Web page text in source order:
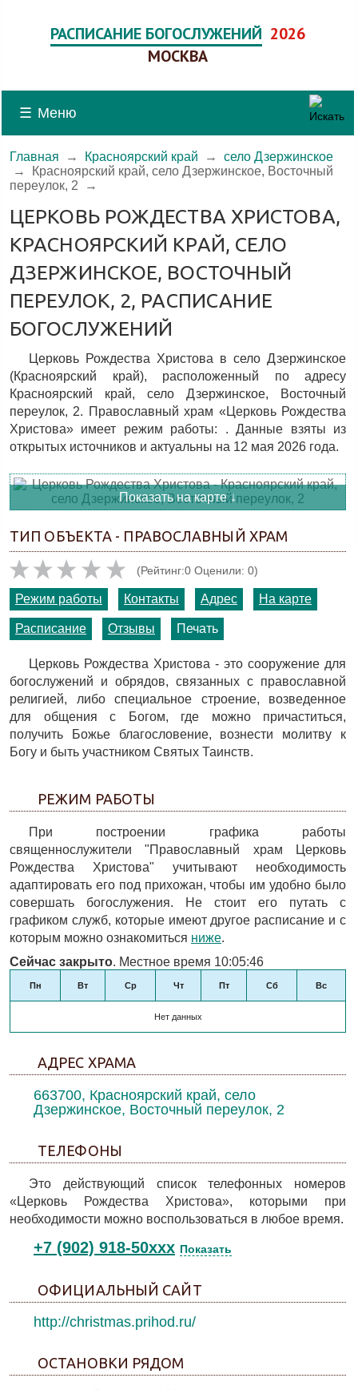
РАСПИСАНИЕ БОГОСЛУЖЕНИЙ 2026
МОСКВА
☰ Меню
Главная → Красноярский край →
село Дзержинское
→
Красноярский край, село Дзержинское, Восточный
переулок, 2 →
ЦЕРКОВЬ РОЖДЕСТВА ХРИСТОВА,
КРАСНОЯРСКИЙ КРАЙ, СЕЛО
ДЗЕРЖИНСКОЕ, ВОСТОЧНЫЙ
ПЕРЕУЛОК, 2, РАСПИСАНИЕ
БОГОСЛУЖЕНИЙ
Церковь Рождества Христова в село Дзержинское
(Красноярский край), расположенный по адресу
Красноярский край, село Дзержинское, Восточный
переулок, 2. Православный храм «Церковь Рождества
Христова» имеет режим работы: . Данные взяты из
открытых источников и актуальны на 12 мая 2026 года.
Показать на карте ↓
ТИП ОБЪЕКТА - ПРАВОСЛАВНЫЙ ХРАМ
(Рейтинг:0 Оценили: 0)
Режим работы Контакты Адрес На карте
Расписание Отзывы Печать
Церковь Рождества Христова - это сооружение для
богослужений и обрядов, связанных с православной
религией, либо специальное строение, возведенное
для общения с Богом, где можно причаститься,
получить Божье благословение, вознести молитву к
Богу и быть участником Святых Таинств.
РЕЖИМ РАБОТЫ
При построении графика работы
священнослужители "Православный храм Церковь
Рождества Христова" учитывают необходимость
адаптировать его под прихожан, чтобы им удобно было
совершать богослужения. Не стоит его путать с
графиком служб, которые имеют другое расписание и с
которым можно ознакомиться ниже.
Сейчас закрыто. Местное время 10:05:46
Пн Вт Ср Чт Пт Сб Вс
Нет данных
АДРЕС ХРАМА
663700, Красноярский край, село
Дзержинское, Восточный переулок, 2
ТЕЛЕФОНЫ
Это действующий список телефонных номеров
«Церковь Рождества Христова», которыми при
необходимости можно воспользоваться в любое время.
+7 (902) 918-50xxx Показать
ОФИЦИАЛЬНЫЙ САЙТ
http://christmas.prihod.ru/
ОСТАНОВКИ РЯДОМ